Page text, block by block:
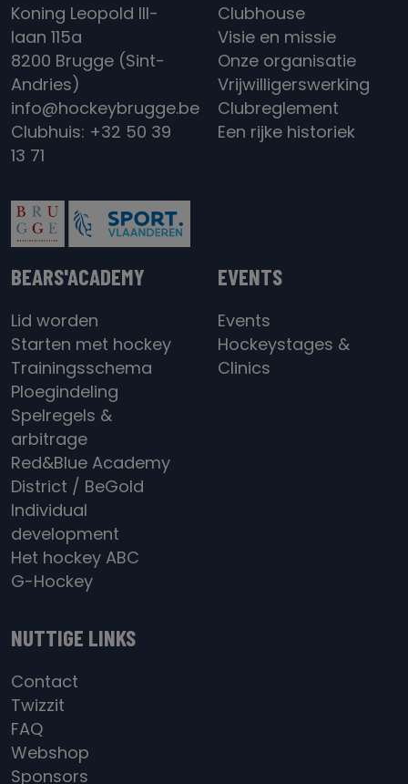
Koning Leopold III-
laan 115a
8200 Brugge (Sint-
Andries)
info@hockeybrugge.be
Clubhuis: +32 50 39
13 71
Clubhouse
Visie en missie
Onze organisatie
Vrijwilligerswerking
Clubreglement
Een rijke historiek
BEARS'ACADEMY
Lid worden
Starten met hockey
Trainingsschema
Ploegindeling
Spelregels &
arbitrage
Red&Blue Academy
District / BeGold
Individual
development
Het hockey ABC
G-Hockey
EVENTS
Events
Hockeystages &
Clinics
NUTTIGE LINKS
Contact
Twizzit
FAQ
Webshop
Sponsors